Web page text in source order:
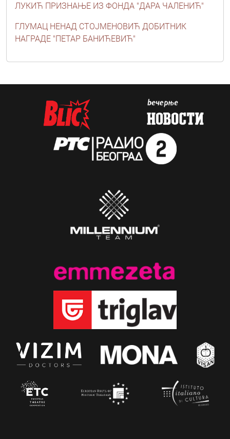
ЛУКИЋ ПРИЗНАЊЕ ИЗ ФОНДА "ДАРА ЧАЛЕНИЋ"
ГЛУМАЦ НЕНАД СТОЈМЕНОВИЋ ДОБИТНИК
НАГРАДЕ "ПЕТАР БАНИЋЕВИЋ"